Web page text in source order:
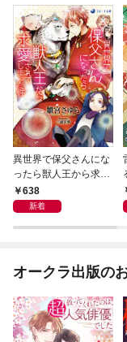
異世界で保父さんにな
ったら獣人王から求愛
されてしまった件
638
新着
オークラ出版の